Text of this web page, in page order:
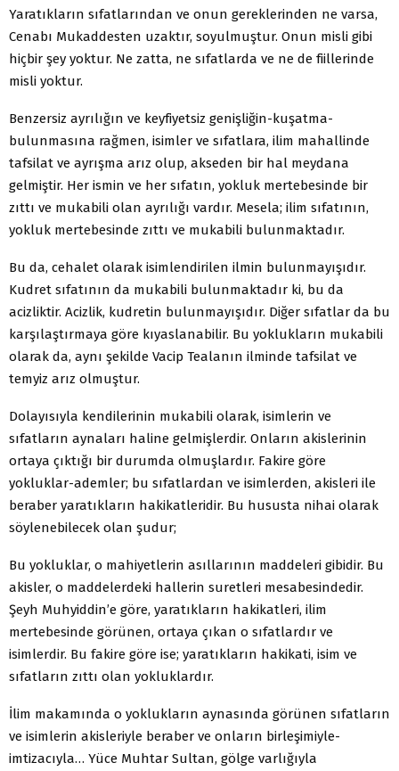
Yaratıkların sıfatlarından ve onun gereklerinden ne varsa,
Cenabı Mukaddesten uzaktır, soyulmuştur. Onun misli gibi
hiçbir şey yoktur. Ne zatta, ne sıfatlarda ve ne de fiillerinde
misli yoktur.
Benzersiz ayrılığın ve keyfiyetsiz genişliğin-kuşatma-
bulunmasına rağmen, isimler ve sıfatlara, ilim mahallinde
tafsilat ve ayrışma arız olup, akseden bir hal meydana
gelmiştir. Her ismin ve her sıfatın, yokluk mertebesinde bir
zıttı ve mukabili olan ayrılığı vardır. Mesela; ilim sıfatının,
yokluk mertebesinde zıttı ve mukabili bulunmaktadır.
Bu da, cehalet olarak isimlendirilen ilmin bulunmayışıdır.
Kudret sıfatının da mukabili bulunmaktadır ki, bu da
acizliktir. Acizlik, kudretin bulunmayışıdır. Diğer sıfatlar da bu
karşılaştırmaya göre kıyaslanabilir. Bu yoklukların mukabili
olarak da, aynı şekilde Vacip Tealanın ilminde tafsilat ve
temyiz arız olmuştur.
Dolayısıyla kendilerinin mukabili olarak, isimlerin ve
sıfatların aynaları haline gelmişlerdir. Onların akislerinin
ortaya çıktığı bir durumda olmuşlardır. Fakire göre
yokluklar-ademler; bu sıfatlardan ve isimlerden, akisleri ile
beraber yaratıkların hakikatleridir. Bu hususta nihai olarak
söylenebilecek olan şudur;
Bu yokluklar, o mahiyetlerin asıllarının maddeleri gibidir. Bu
akisler, o maddelerdeki hallerin suretleri mesabesindedir.
Şeyh Muhyiddin’e göre, yaratıkların hakikatleri, ilim
mertebesinde görünen, ortaya çıkan o sıfatlardır ve
isimlerdir. Bu fakire göre ise; yaratıkların hakikati, isim ve
sıfatların zıttı olan yokluklardır.
İlim makamında o yoklukların aynasında görünen sıfatların
ve isimlerin akisleriyle beraber ve onların birleşimiyle-
imtizacıyla… Yüce Muhtar Sultan, gölge varlığıyla